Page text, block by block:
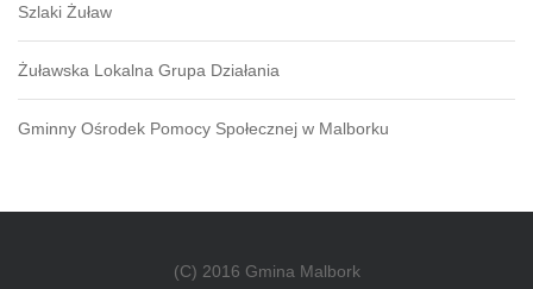
Szlaki Żuław
Żuławska Lokalna Grupa Działania
Gminny Ośrodek Pomocy Społecznej w Malborku
(C) 2016 Gmina Malbork